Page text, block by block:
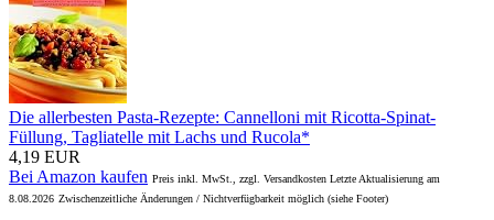
Die allerbesten Pasta-Rezepte: Cannelloni mit Ricotta-Spinat-
Füllung, Tagliatelle mit Lachs und Rucola*
4,19 EUR
Bei Amazon kaufen Preis inkl. MwSt., zzgl. Versandkosten Letzte Aktualisierung am
8.08.2026 Zwischenzeitliche Änderungen / Nichtverfügbarkeit möglich (siehe Footer)